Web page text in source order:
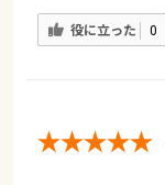
役に立った 0